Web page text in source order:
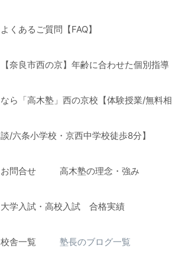
よくあるご質問【FAQ】
【奈良市西の京】年齢に合わせた個別指導
なら「高木塾」西の京校【体験授業/無料相
談/六条小学校・京西中学校徒歩8分】
お問合せ 高木塾の理念・強み
大学入試・高校入試 合格実績
校舎一覧 塾長のブログ一覧